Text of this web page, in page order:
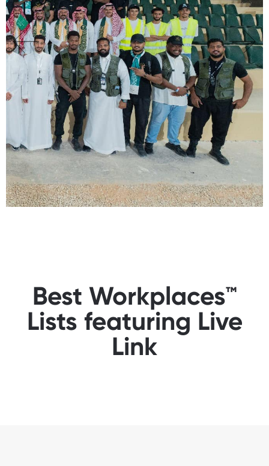
Best Workplaces™
Lists featuring Live
Link